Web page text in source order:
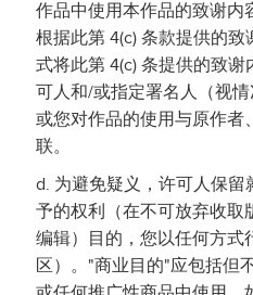
作品中使用本作品的致谢内
根据此第 4(c) 条款提供的
式将此第 4(c) 条提供的致
可人和/或指定署名人（视
或您对作品的使用与原作者
联。
d. 为避免疑义，许可人保
予的权利（在不可放弃收取
编辑）目的，您以任何方式
区）。"商业目的"应包括但